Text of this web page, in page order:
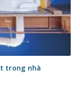
trong nhà